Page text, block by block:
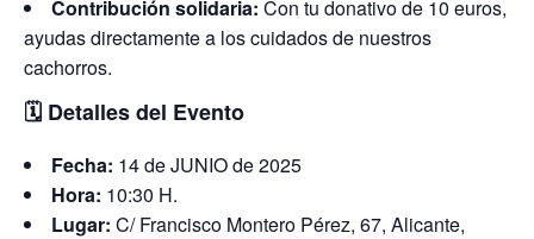
Contribución solidaria: Con tu donativo de 10 euros,
ayudas directamente a los cuidados de nuestros
cachorros.
🗓️ Detalles del Evento
Fecha: 14 de JUNIO de 2025
Hora: 10:30 H.
Lugar: C/ Francisco Montero Pérez, 67, Alicante,